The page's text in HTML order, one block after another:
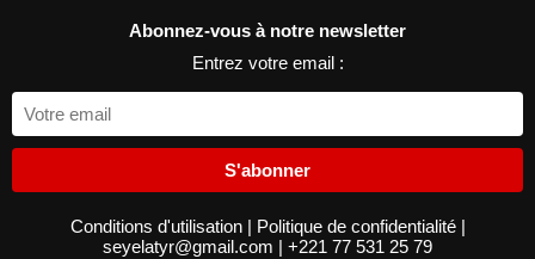
Abonnez-vous à notre newsletter
Entrez votre email :
S'abonner
Conditions d'utilisation | Politique de confidentialité |
seyelatyr@gmail.com | +221 77 531 25 79